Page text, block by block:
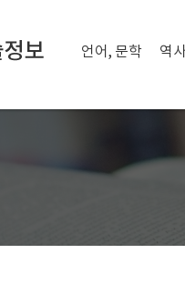
언어, 문학 역